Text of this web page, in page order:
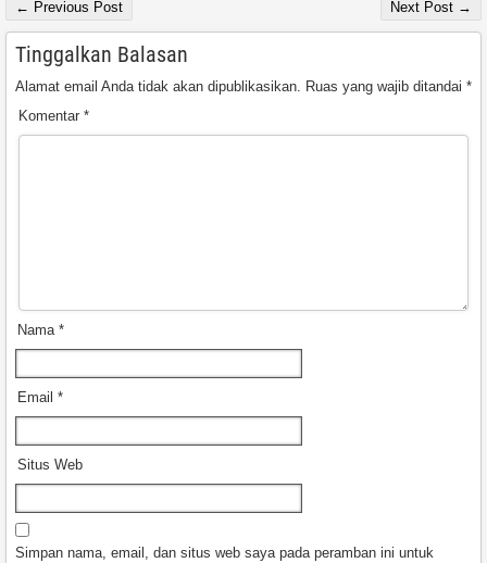
← Previous Post Next Post →
Tinggalkan Balasan
Alamat email Anda tidak akan dipublikasikan. Ruas yang wajib ditandai *
Komentar *
Nama *
Email *
Situs Web
Simpan nama, email, dan situs web saya pada peramban ini untuk